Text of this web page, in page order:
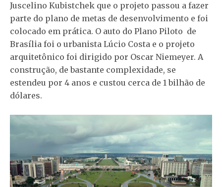
Juscelino Kubistchek que o projeto passou a fazer
parte do plano de metas de desenvolvimento e foi
colocado em prática. O auto do Plano Piloto de
Brasília foi o urbanista Lúcio Costa e o projeto
arquitetônico foi dirigido por Oscar Niemeyer. A
construção, de bastante complexidade, se
estendeu por 4 anos e custou cerca de 1 bilhão de
dólares.